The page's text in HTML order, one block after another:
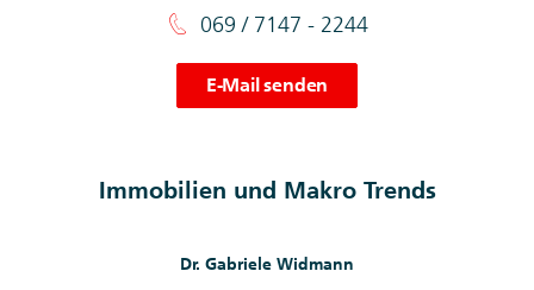
069 / 7147 - 2244
E-Mail senden
Immobilien und Makro Trends
Dr. Gabriele Widmann